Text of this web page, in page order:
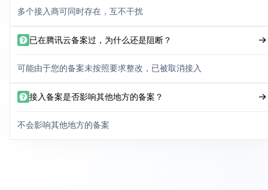
多个接入商可同时存在，互不干扰
已在腾讯云备案过，为什么还是阻断？
可能由于您的备案未按照要求整改，已被取消接入
接入备案是否影响其他地方的备案？
不会影响其他地方的备案